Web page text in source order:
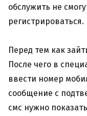
обслужить не
регистрироваться.
Перед тем как
После чего в
ввести номер
сообщение с
смс нужно